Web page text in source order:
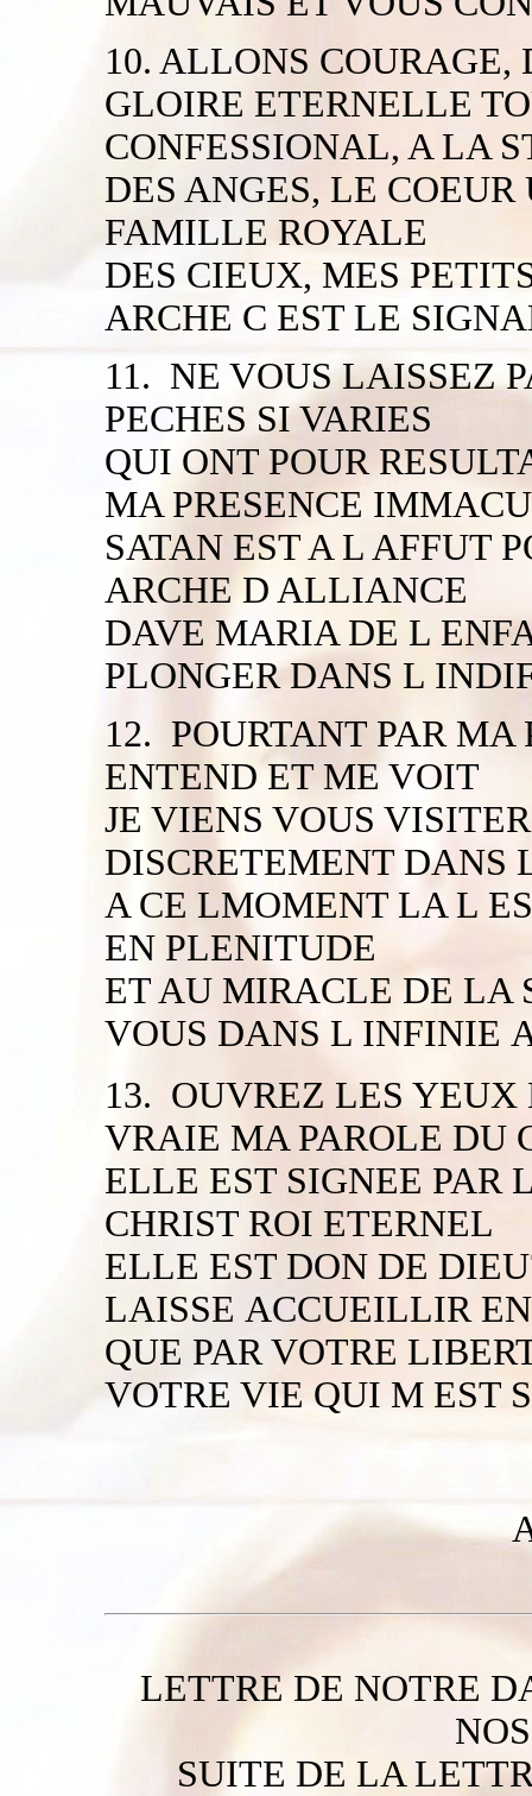
10. ALLONS
GLOIRE ETERNELLE
CONFESSIONAL, A LA
DES ANGES, LE
FAMILLE ROYALE
DES CIEUX, MES
ARCHE C EST LE
11. NE VOUS LAISSEZ
PECHES SI VARIES
QUI ONT POUR
MA PRESENCE
SATAN EST A L AFFUT
ARCHE D ALLIANCE
DAVE MARIA DE L
PLONGER DANS L
12. POURTANT PAR
ENTEND ET ME VOIT
JE VIENS VOUS
DISCRETEMENT DANS
A CE LMOMENT LA L
EN PLENITUDE
ET AU MIRACLE DE LA
VOUS DANS L INFINIE
13. OUVREZ LES YEUX
VRAIE MA PAROLE DU
ELLE EST SIGNEE PAR
CHRIST ROI ETERNEL
ELLE EST DON DE
LAISSE ACCUEILLIR
QUE PAR VOTRE
VOTRE VIE QUI M EST
LETTRE DE NOTRE
SUITE DE LA